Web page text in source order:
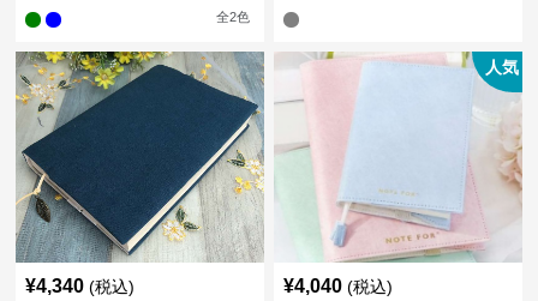
全2色
¥4,340 (税込)
人気
¥4,040 (税込)